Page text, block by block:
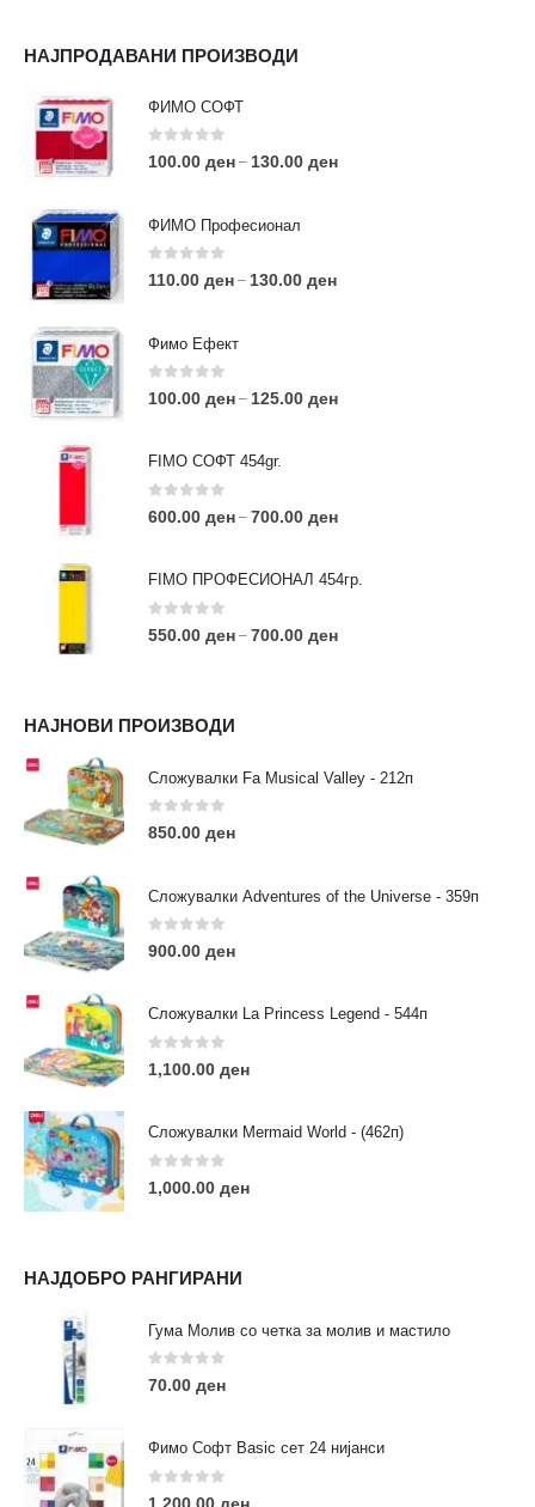
НАЈПРОДАВАНИ ПРОИЗВОДИ
ФИМО СОФТ
0 out of 5
100.00 ден – 130.00 ден
ФИМО Професионал
0out of 5
110.00 ден – 130.00 ден
Фимо Ефект
0 out of 5
100.00 ден – 125.00 ден
FIMO СОФТ 454gr.
0out of 5
600.00 ден – 700.00 ден
FIMO ПРОФЕСИОНАЛ 454гр.
0out of 5
550.00 ден – 700.00 ден
НАЈНОВИ ПРОИЗВОДИ
Сложувалки Fa Musical Valley - 212п
0out of 5
850.00 ден
Сложувалки Adventures of the Universe - 359п
0out of 5
900.00 ден
Сложувалки La Princess Legend - 544п
0 out of 5
1,100.00 ден
Сложувалки Mermaid World - (462п)
0 out of 5
1,000.00 ден
НАЈДОБРО РАНГИРАНИ
Гума Молив со четка за молив и мастило
0out of 5
70.00 ден
Фимо Софт Basic сет 24 нијанси
0 out of 5
АДРЕСА:
ул. 3та Македонска Бригада бр.46
ТЕЛЕФОН:
0038977640534
contact@moehobi.mk
РАБОТНО ВРЕМЕ:
Пон - Саб / 09:00 - 21:00
ЛИНКОВИ
Услови за користење
Големопродажба
Кариера
За нас
Нашите локации
ПОПУЛАРНИ ТАГОВИ
eurodanvest FIMO Креативни Сетови
markers
rapitografi sketch staedtler